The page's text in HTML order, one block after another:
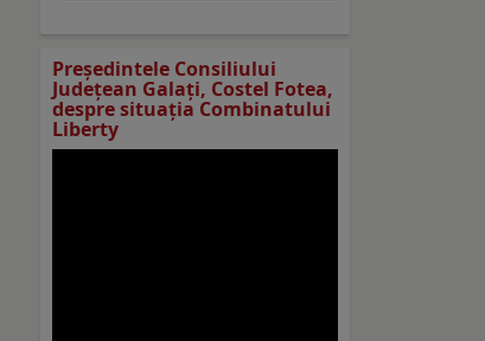
Preşedintele Consiliului
Judeţean Galaţi, Costel Fotea,
despre situaţia Combinatului
Liberty